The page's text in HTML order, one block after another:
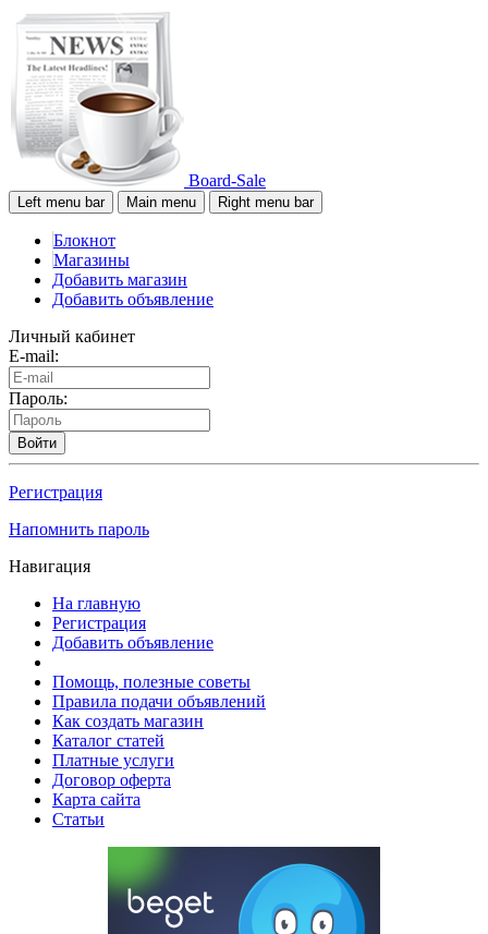
Board-Sale
Left menu bar Main menu Right menu bar
Блокнот
Магазины
Добавить магазин
Добавить объявление
Личный кабинет
E-mail:
Пароль:
Войти
Регистрация
Напомнить пароль
Навигация
На главную
Регистрация
Добавить объявление
Помощь, полезные советы
Правила подачи объявлений
Как создать магазин
Каталог статей
Платные услуги
Договор оферта
Карта сайта
Статьи